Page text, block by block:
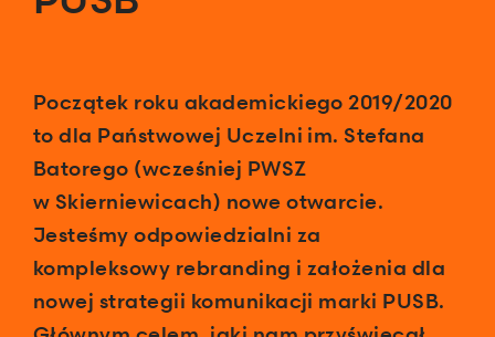
Początek roku akademickiego 2019/2020
to dla Państwowej Uczelni im. Stefana
Batorego (wcześniej PWSZ
w Skierniewicach) nowe otwarcie.
Jesteśmy odpowiedzialni za
kompleksowy rebranding i założenia dla
nowej strategii komunikacji marki PUSB.